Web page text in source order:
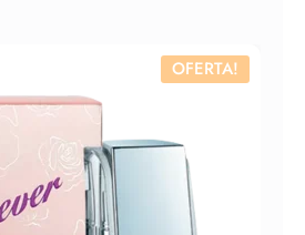
OFERTA!